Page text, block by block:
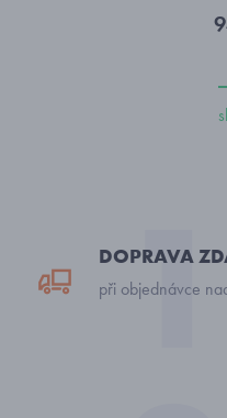
DOPRAVA
při objednávce